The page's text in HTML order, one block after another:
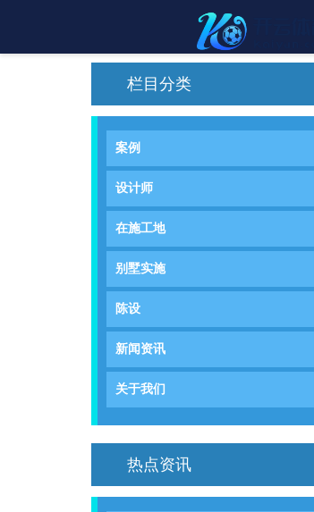
栏目分类
案例
设计师
在施工地
别墅实施
陈设
新闻资讯
关于我们
热点资讯